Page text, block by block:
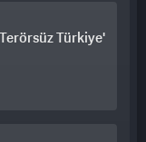
parti katılacak.
yerleri 21
Türkiye'